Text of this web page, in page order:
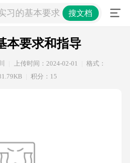
习的基本要求和指导
搜文档
本要求和指导
上传时间：2024-02-01
格式：
积分：15